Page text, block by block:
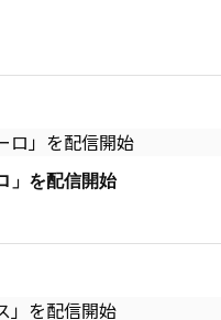
」を配信開始